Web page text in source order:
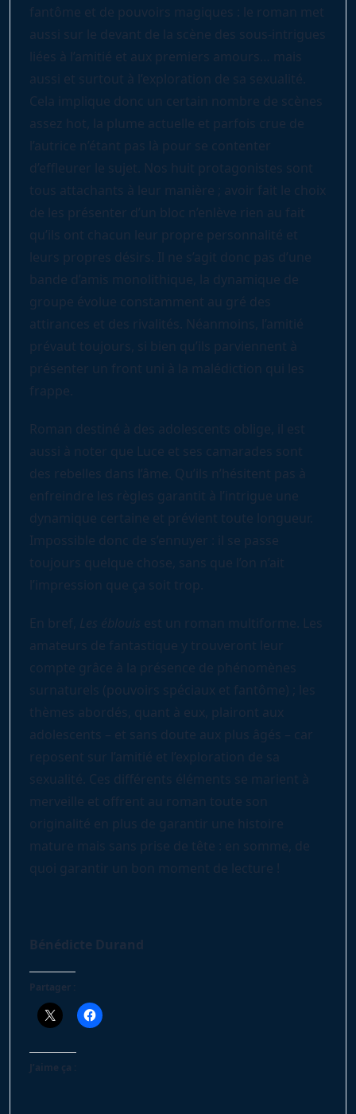
fantôme et de pouvoirs magiques : le roman met
aussi sur le devant de la scène des sous-intrigues
liées à l’amitié et aux premiers amours… mais
aussi et surtout à l’exploration de sa sexualité.
Cela implique donc un certain nombre de scènes
assez hot, la plume actuelle et parfois crue de
l’autrice n’étant pas là pour se contenter
d’effleurer le sujet. Nos huit protagonistes sont
tous attachants à leur manière ; avoir fait le choix
de les présenter d’un bloc n’enlève rien au fait
qu’ils ont chacun leur propre personnalité et
leurs propres désirs. Il ne s’agit donc pas d’une
bande d’amis monolithique, la dynamique de
groupe évolue constamment au gré des
attirances et des rivalités. Néanmoins, l’amitié
prévaut toujours, si bien qu’ils parviennent à
présenter un front uni à la malédiction qui les
frappe.
Roman destiné à des adolescents oblige, il est
aussi à noter que Luce et ses camarades sont
des rebelles dans l’âme. Qu’ils n’hésitent pas à
enfreindre les règles garantit à l’intrigue une
dynamique certaine et prévient toute longueur.
Impossible donc de s’ennuyer : il se passe
toujours quelque chose, sans que l’on n’ait
l’impression que ça soit trop.
En bref, Les éblouis est un roman multiforme. Les
amateurs de fantastique y trouveront leur
compte grâce à la présence de phénomènes
surnaturels (pouvoirs spéciaux et fantôme) ; les
thèmes abordés, quant à eux, plairont aux
adolescents – et sans doute aux plus âgés – car
reposent sur l’amitié et l’exploration de sa
sexualité. Ces différents éléments se marient à
merveille et offrent au roman toute son
originalité en plus de garantir une histoire
mature mais sans prise de tête : en somme, de
quoi garantir un bon moment de lecture !
Bénédicte Durand
Partager :
J’aime ça :